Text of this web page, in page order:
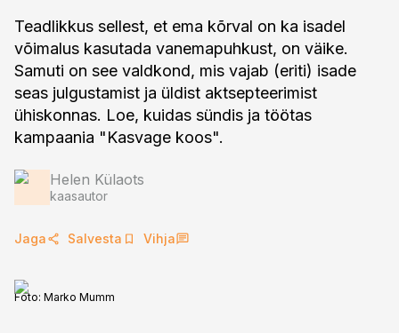
Teadlikkus sellest, et ema kõrval on ka isadel
võimalus kasutada vanemapuhkust, on väike.
Samuti on see valdkond, mis vajab (eriti) isade
seas julgustamist ja üldist aktsepteerimist
ühiskonnas. Loe, kuidas sündis ja töötas
kampaania "Kasvage koos".
Helen Külaots
kaasautor
Jaga Salvesta Vihja
Foto: Marko Mumm